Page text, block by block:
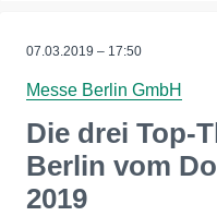
07.03.2019 – 17:50
Messe Berlin GmbH
Die drei Top-
Berlin vom
2019